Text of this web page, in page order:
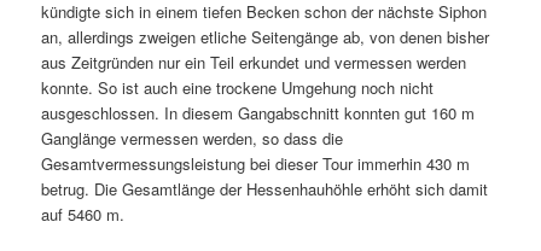
kündigte sich in einem tiefen Becken schon der nächste Siphon
an, allerdings zweigen etliche Seitengänge ab, von denen bisher
aus Zeitgründen nur ein Teil erkundet und vermessen werden
konnte. So ist auch eine trockene Umgehung noch nicht
ausgeschlossen. In diesem Gangabschnitt konnten gut 160 m
Ganglänge vermessen werden, so dass die
Gesamtvermessungsleistung bei dieser Tour immerhin 430 m
betrug. Die Gesamtlänge der Hessenhauhöhle erhöht sich damit
auf 5460 m.